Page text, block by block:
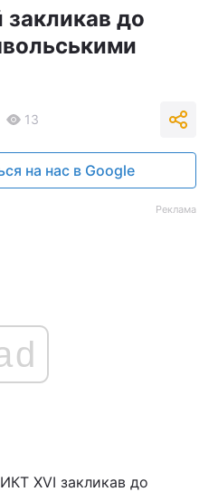
до
13
на нас в Google
Реклама
ХVI закликав до